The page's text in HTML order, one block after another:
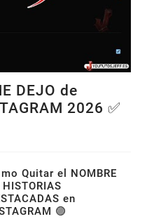
DEJO de
2026 ✅
Quitar el NOMBRE
en
🟣